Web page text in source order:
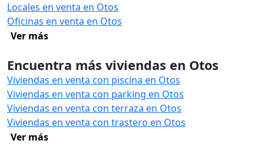
Locales en venta en Otos
Oficinas en venta en Otos
Ver más
Encuentra más viviendas en Otos
Viviendas en venta con piscina en Otos
Viviendas en venta con parking en Otos
Viviendas en venta con terraza en Otos
Viviendas en venta con trastero en Otos
Ver más